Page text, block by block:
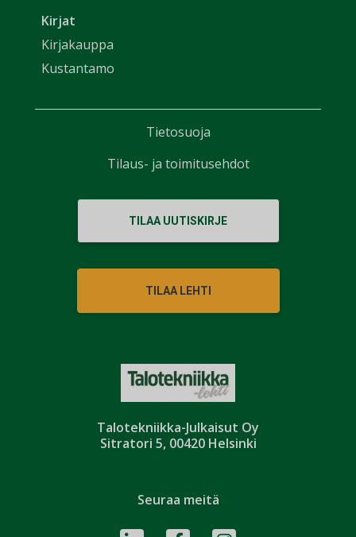
Talotekniikka-Julkaisut Oy
Sitratori 5, 00420 Helsinki
Kirjat
Kirjakauppa
Kustantamo
TILAA UUTISKIRJE
TILAA LEHTI
Seuraa meitä
Tietosuoja
Tilaus- ja toimitusehdot